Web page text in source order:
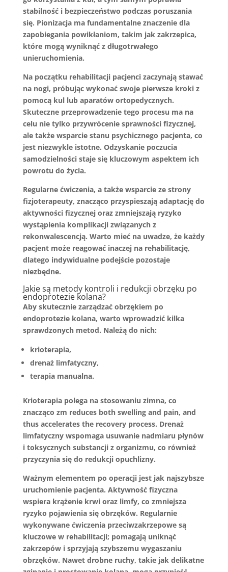
stabilność i bezpieczeństwo podczas poruszania
się. Pionizacja ma fundamentalne znaczenie dla
zapobiegania powikłaniom, takim jak zakrzepica,
które mogą wyniknąć z długotrwałego
unieruchomienia.
Na początku rehabilitacji pacjenci zaczynają stawać
na nogi, próbując wykonać swoje pierwsze kroki z
pomocą kul lub aparatów ortopedycznych.
Skuteczne przeprowadzenie tego procesu ma na
celu nie tylko przywrócenie sprawności fizycznej,
ale także wsparcie stanu psychicznego pacjenta, co
jest niezwykle istotne. Odzyskanie poczucia
samodzielności staje się kluczowym aspektem ich
powrotu do życia.
Regularne ćwiczenia, a także wsparcie ze strony
fizjoterapeuty, znacząco przyspieszają adaptację do
aktywności fizycznej oraz zmniejszają ryzyko
wystąpienia komplikacji związanych z
rekonwalescencją. Warto mieć na uwadze, że każdy
pacjent może reagować inaczej na rehabilitację,
dlatego indywidualne podejście pozostaje
niezbędne.
Jakie są metody kontroli i redukcji obrzęku po
endoprotezie kolana?
Aby skutecznie zarządzać obrzękiem po
endoprotezie kolana, warto wprowadzić kilka
sprawdzonych metod. Należą do nich:
krioterapia,
drenaż limfatyczny,
terapia manualna.
Krioterapiapolega na stosowaniu zimna, co
znacząco zm reduces both swelling and pain, and
thus accelerates the recovery process. Drenaż
limfatycznywspomaga usuwanie nadmiaru płynów
i toksycznych substancji z organizmu, co również
przyczynia się do redukcji opuchlizny.
Ważnym elementem po operacji jest jak najszybsze
uruchomienie pacjenta. Aktywność fizyczna
wspiera krążenie krwi oraz limfy, co zmniejsza
ryzyko pojawienia się obrzęków. Regularnie
wykonywane ćwiczenia przeciwzakrzepowe są
kluczowe w rehabilitacji; pomagają uniknąć
zakrzepów i sprzyjają szybszemu wygaszaniu
obrzęków. Nawet drobne ruchy, takie jak delikatne